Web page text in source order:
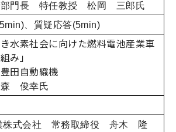
部門長 特任教授 松岡 三郎氏
、質疑応答(5min)
き水素社会に向けた燃料電池産業車
み」
田自動織機
俊幸氏
株式会社 常務取締役 舟木 隆